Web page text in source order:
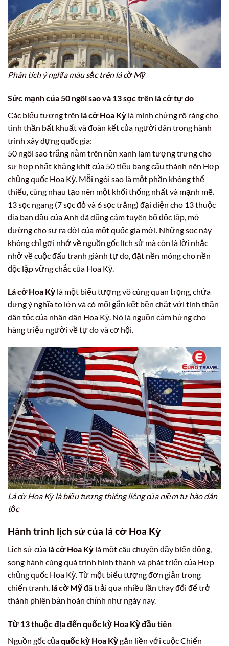
Phân tích ý nghĩa màu sắc trên lá cờ Mỹ
Sức mạnh của 50 ngôi sao và 13 sọc trên lá cờ tự do
Các biểu tượng trên lá cờ Hoa Kỳ là minh chứng rõ ràng cho
tinh thần bất khuất và đoàn kết của người dân trong hành
trình xây dựng quốc gia:
50 ngôi sao trắng nằm trên nền xanh lam tượng trưng cho
sự hợp nhất khăng khít của 50 tiểu bang cấu thành nên Hợp
chủng quốc Hoa Kỳ. Mỗi ngôi sao là một phần không thể
thiếu, cùng nhau tạo nên một khối thống nhất và mạnh mẽ.
13 sọc ngang (7 sọc đỏ và 6 sọc trắng) đại diện cho 13 thuộc
địa ban đầu của Anh đã dũng cảm tuyên bố độc lập, mở
đường cho sự ra đời của một quốc gia mới. Những sọc này
không chỉ gợi nhớ về nguồn gốc lịch sử mà còn là lời nhắc
nhở về cuộc đấu tranh giành tự do, đặt nền móng cho nền
độc lập vững chắc của Hoa Kỳ.
Lá cờ Hoa Kỳ là một biểu tượng vô cùng quan trọng, chứa
đựng ý nghĩa to lớn và có mối gắn kết bền chặt với tinh thần
dân tộc của nhân dân Hoa Kỳ. Nó là nguồn cảm hứng cho
hàng triệu người về tự do và cơ hội.
Lá cờ Hoa Kỳ là biểu tượng thiêng liêng của niềm tự hào dân
tộc
Hành trình lịch sử của lá cờ Hoa Kỳ
Lịch sử của lá cờ Hoa Kỳ là một câu chuyện đầy biến động,
song hành cùng quá trình hình thành và phát triển của Hợp
chủng quốc Hoa Kỳ. Từ một biểu tượng đơn giản trong
chiến tranh, lá cờ Mỹđã trải qua nhiều lần thay đổi để trở
thành phiên bản hoàn chỉnh như ngày nay.
Từ 13 thuộc địa đếnquốc kỳ Hoa Kỳđầu tiên
Nguồn gốc củaquốc kỳ Hoa Kỳgắn liền với cuộc Chiến